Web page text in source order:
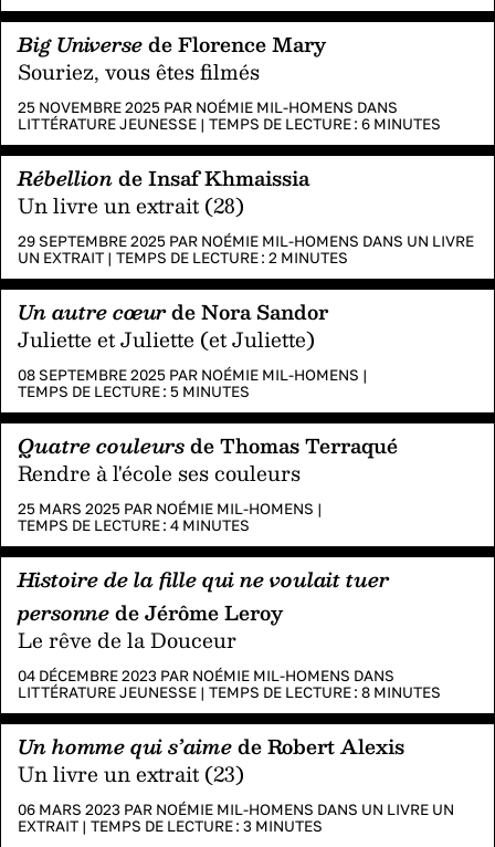
Big Universede Florence Mary
Souriez, vous êtes filmés
25 NOVEMBRE 2025 PAR NOÉMIE MIL-HOMENS DANS
LITTÉRATURE JEUNESSE | TEMPS DE LECTURE : 6 MINUTES
Rébellionde Insaf Khmaissia
Un livre un extrait (28)
29 SEPTEMBRE 2025 PAR NOÉMIE MIL-HOMENS DANS UN LIVRE
UN EXTRAIT | TEMPS DE LECTURE : 2 MINUTES
Un autre cœurde Nora Sandor
Juliette et Juliette (et Juliette)
08 SEPTEMBRE 2025 PAR NOÉMIE MIL-HOMENS |
TEMPS DE LECTURE : 5 MINUTES
Quatre couleursde Thomas Terraqué
Rendre à l'école ses couleurs
25 MARS 2025 PAR NOÉMIE MIL-HOMENS |
TEMPS DE LECTURE : 4 MINUTES
Histoire de la fille qui ne voulait tuer
personnede Jérôme Leroy
Le rêve de la Douceur
04 DÉCEMBRE 2023 PAR NOÉMIE MIL-HOMENS DANS
LITTÉRATURE JEUNESSE | TEMPS DE LECTURE : 8 MINUTES
Un homme qui s’aimede Robert Alexis
Un livre un extrait (23)
06 MARS 2023 PAR NOÉMIE MIL-HOMENS DANS UN LIVRE UN
EXTRAIT | TEMPS DE LECTURE : 3 MINUTES